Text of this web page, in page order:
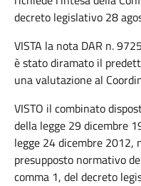
decreto legislativo 28
VISTA la nota DAR n.
è stato diramato il
una valutazione al
VISTO il combinato
della legge 29 dicembre
legge 24 dicembre 2012,
presupposto normativo
comma 1, del decreto